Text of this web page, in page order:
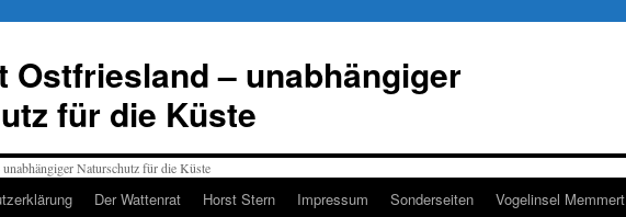
Ostfriesland – unabhängiger
für die Küste
Der Wattenrat Horst Stern Impressum Sonderseiten Vogelinsel Memmert